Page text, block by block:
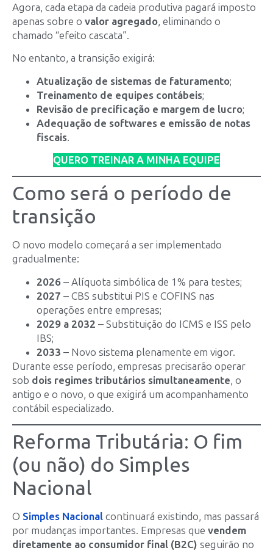
Agora, cada etapa da cadeia produtiva pagará imposto
apenas sobre o valor agregado, eliminando o
chamado “efeito cascata”.
No entanto, a transição exigirá:
Atualização de sistemas de faturamento;
Treinamento de equipes contábeis;
Revisão de precificação e margem de lucro;
Adequação de softwares e emissão de notas
fiscais.
QUERO TREINAR A MINHA EQUIPE
Como será o período de
transição
O novo modelo começará a ser implementado
gradualmente:
2026 – Alíquota simbólica de 1% para testes;
2027 – CBS substitui PIS e COFINS nas
operações entre empresas;
2029 a 2032 – Substituição do ICMS e ISS pelo
IBS;
2033 – Novo sistema plenamente em vigor.
Durante esse período, empresas precisarão operar
sob dois regimes tributários simultaneamente, o
antigo e o novo, o que exigirá um acompanhamento
contábil especializado.
Reforma Tributária: O fim
(ou não) do Simples
Nacional
O Simples Nacional continuará existindo, mas passará
por mudanças importantes. Empresas que vendem
diretamente ao consumidor final (B2C) seguirão no